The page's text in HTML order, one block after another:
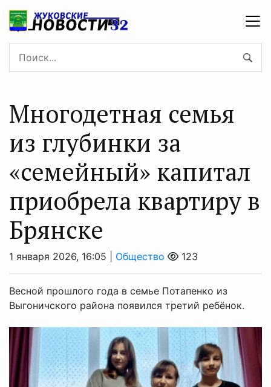
Многодетная семья
из глубинки за
«семейный» капитал
приобрела квартиру в
Брянске
1 января 2026, 16:05 | Общество 123
Весной прошлого года в семье Потапенко из
Выгоничского района появился третий ребёнок.